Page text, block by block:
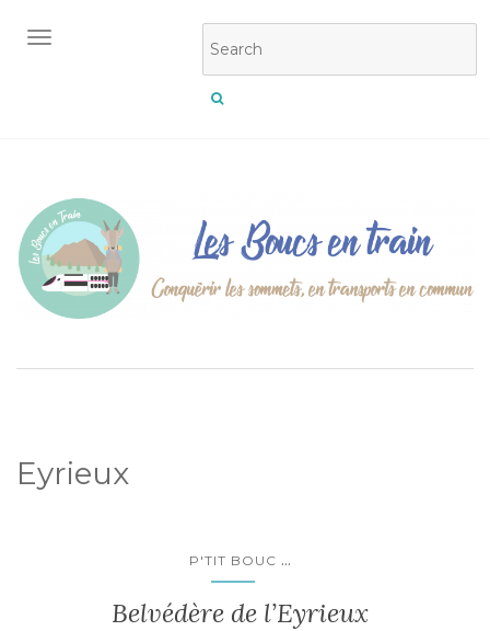
OUVRIR/FERMER LA NAVIGATION
Eyrieux
P'TIT BOUC ...
Belvédère de l’Eyrieux